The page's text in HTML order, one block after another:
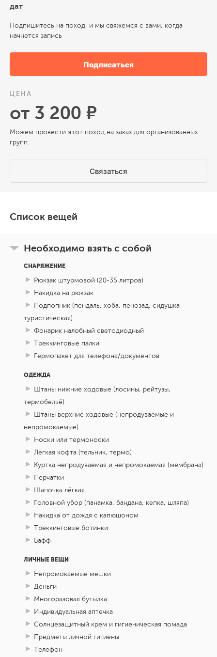
дат
Подпишитесь на поход, и мы свяжемся с вами, когда
начнется запись
Подписаться
ЦЕНА
от 3 200 ₽
Можем провести этот поход на заказ для организованных
групп.
Связаться
Список вещей
Необходимо взять с собой
СНАРЯЖЕНИЕ
Рюкзак штурмовой (20-35 литров)
Накидка на рюкзак
Подпопник (пендаль, хоба, пенозад, сидушка
туристическая)
Фонарик налобный светодиодный
Треккинговые палки
Гермопакет для телефона/документов
ОДЕЖДА
Штаны нижние ходовые (лосины, рейтузы,
термобельё)
Штаны верхние ходовые (непродуваемые и
непромокаемые)
Носки или термоноски
Лёгкая кофта (тельник, термо)
Куртка непродуваемая и непромокаемая (мембрана)
Перчатки
Шапочка лёгкая
Головной убор (панамка, бандана, кепка, шляпа)
Накидка от дождя с капюшоном
Треккинговые ботинки
Бафф
ЛИЧНЫЕ ВЕЩИ
Непромокаемые мешки
Деньги
Многоразовая бутылка
Индивидуальная аптечка
Солнцезащитный крем и гигиеническая помада
Предметы личной гигиены
Телефон